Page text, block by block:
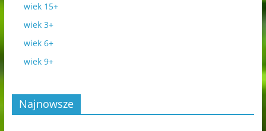
wiek 15+
wiek 3+
wiek 6+
wiek 9+
Najnowsze